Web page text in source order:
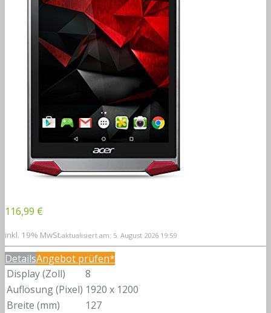
116,99 €
inkl. 19% MwSt.aktualisiert am: 5. August 2026 19:59
DetailsAngebot prüfen*
Display (Zoll)
8
Auflösung (Pixel) 1920 x 1200
Breite (mm)
127